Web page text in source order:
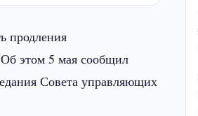
продления
этом 5 мая сообщил
Совета управляющих